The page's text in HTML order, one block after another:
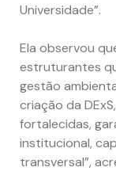
Universidade”.
Ela observou
estruturantes
gestão
criação da
fortalecidas,
institucional,
transversal”,